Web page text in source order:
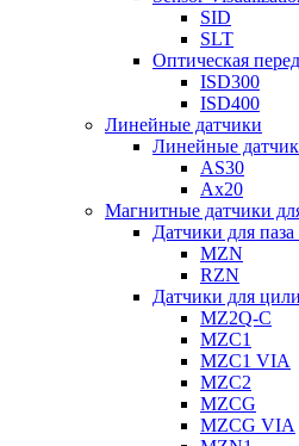
SID
SLT
Оптическая
ISD300
ISD400
Линейные датчики
Линейные
AS30
Ax20
Магнитные датчики
Датчики для
MZN
RZN
Датчики для
MZ2Q-C
MZC1
MZC1 VIA
MZC2
MZCG
MZCG VIA